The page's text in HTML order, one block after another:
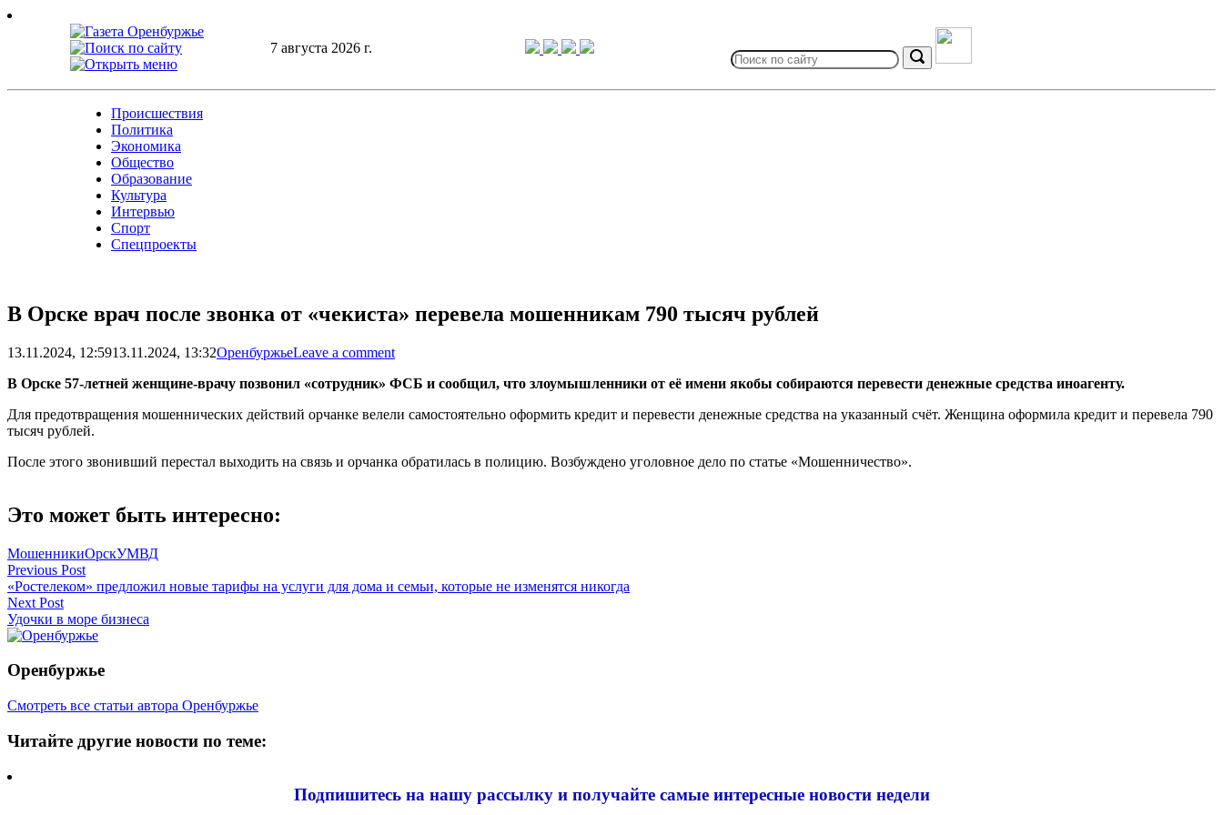
Skip
7 августа 2026 г.
for:
Search
Происшествия
Политика
Экономика
Общество
Образование
Культура
Интервью
Спорт
Спецпроекты
В Орске врач после звонка от «чекиста» перевела мошенникам 790 тысяч рублей
13.11.2024, 12:5913.11.2024, 13:32ОренбуржьеLeave a comment
В Орске 57-летней женщине-врачу позвонил «сотрудник» ФСБ и сообщил, что злоумышленники от её имени якобы собираются перевести денежные средства иноагенту.
Для предотвращения мошеннических действий орчанке велели самостоятельно оформить кредит и перевести денежные средства на указанный счёт. Женщина оформила кредит и перевела 790
тысяч рублей.
После этого звонивший перестал выходить на связь и орчанка обратилась в полицию. Возбуждено уголовное дело по статье «Мошенничество».
Это может быть интересно:
МошенникиОрскУМВД
Навигация
по
записям
Previous Post
«Ростелеком» предложил новые тарифы на услуги для дома и семьи, которые не изменятся никогда
Next Post
Удочки в море бизнеса
Оренбуржье
Смотреть все статьи автора Оренбуржье
Читайте другие новости по теме:
Подпишитесь на нашу рассылку и получайте самые интересные новости недели